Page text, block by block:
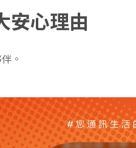
安心理由
。